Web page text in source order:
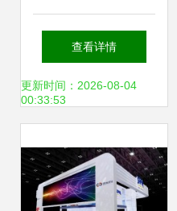
节携手原创设计焕
新登场2019多场顶
查看详情
更新时间：2026-08-04
00:33:53